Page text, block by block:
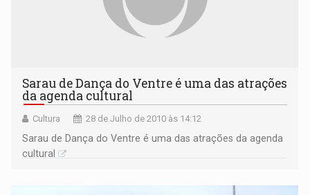
Sarau de Dança do Ventre é uma das atrações
da agenda cultural
Cultura 28 de Julho de 2010 às 14:12
Sarau de Dança do Ventre é uma das atrações da agenda
cultural